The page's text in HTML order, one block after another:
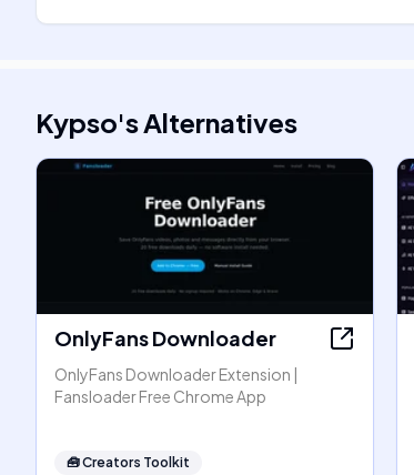
Kypso'sAlternatives
OnlyFans Downloader
OnlyFans Downloader Extension |
Fansloader Free Chrome App
🧰Creators Toolkit